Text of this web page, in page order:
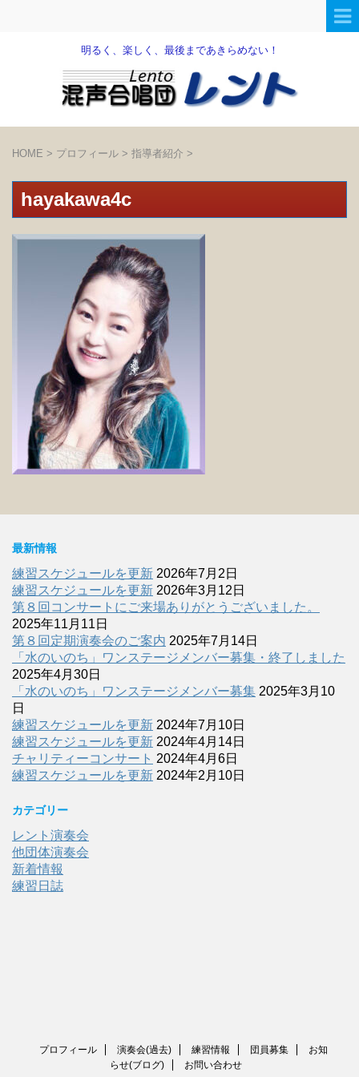
明るく、楽しく、最後まであきらめない！
HOME > プロフィール > 指導者紹介 >
hayakawa4c
最新情報
練習スケジュールを更新 2026年7月2日
練習スケジュールを更新 2026年3月12日
第８回コンサートにご来場ありがとうございました。
2025年11月11日
第８回定期演奏会のご案内 2025年7月14日
「水のいのち」ワンステージメンバー募集・終了しました
2025年4月30日
「水のいのち」ワンステージメンバー募集 2025年3月10
日
練習スケジュールを更新 2024年7月10日
練習スケジュールを更新 2024年4月14日
チャリティーコンサート 2024年4月6日
練習スケジュールを更新 2024年2月10日
カテゴリー
レント演奏会
他団体演奏会
新着情報
練習日誌
プロフィール 演奏会(過去) 練習情報 団員募集
お知
らせ(ブログ)
お問い合わせ